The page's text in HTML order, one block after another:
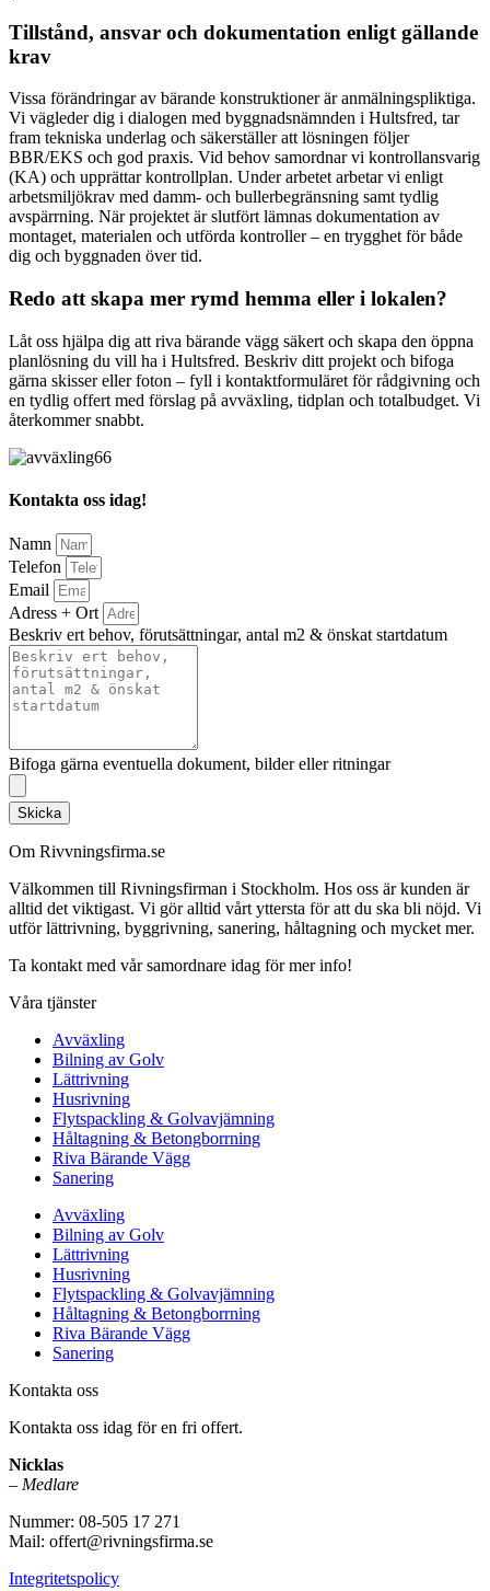
Tillstånd, ansvar och dokumentation enligt gällande
krav
Vissa förändringar av bärande konstruktioner är anmälningspliktiga.
Vi vägleder dig i dialogen med byggnadsnämnden i Hultsfred, tar
fram tekniska underlag och säkerställer att lösningen följer
BBR/EKS och god praxis. Vid behov samordnar vi kontrollansvarig
(KA) och upprättar kontrollplan. Under arbetet arbetar vi enligt
arbetsmiljökrav med damm- och bullerbegränsning samt tydlig
avspärrning. När projektet är slutfört lämnas dokumentation av
montaget, materialen och utförda kontroller – en trygghet för både
dig och byggnaden över tid.
Redo att skapa mer rymd hemma eller i lokalen?
Låt oss hjälpa dig att riva bärande vägg säkert och skapa den öppna
planlösning du vill ha i Hultsfred. Beskriv ditt projekt och bifoga
gärna skisser eller foton – fyll i kontaktformuläret för rådgivning och
en tydlig offert med förslag på avväxling, tidplan och totalbudget. Vi
återkommer snabbt.
Kontakta oss idag!
Namn
Telefon
Email
Adress + Ort
Beskriv ert behov, förutsättningar, antal m2 & önskat startdatum
Bifoga gärna eventuella dokument, bilder eller ritningar
Skicka
Om Rivvningsfirma.se
Välkommen till Rivningsfirman i Stockholm. Hos oss är kunden är
alltid det viktigast. Vi gör alltid vårt yttersta för att du ska bli nöjd. Vi
utför lättrivning, byggrivning, sanering, håltagning och mycket mer.
Ta kontakt med vår samordnare idag för mer info!
Våra tjänster
Avväxling
Bilning av Golv
Lättrivning
Husrivning
Flytspackling & Golvavjämning
Håltagning & Betongborrning
Riva Bärande Vägg
Sanering
Avväxling
Bilning av Golv
Lättrivning
Husrivning
Flytspackling & Golvavjämning
Håltagning & Betongborrning
Riva Bärande Vägg
Sanering
Kontakta oss
Kontakta oss idag för en fri offert.
Nicklas
– Medlare
Nummer: 08-505 17 271
Mail: offert@rivningsfirma.se
Integritetspolicy